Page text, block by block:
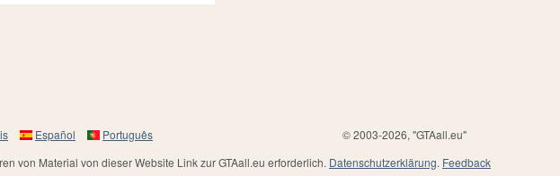
Español Português
© 2003-2026, "GTAall.eu"
von Material von dieser Website Link zur GTAall.eu erforderlich. Datenschutzerklärung. Feedback